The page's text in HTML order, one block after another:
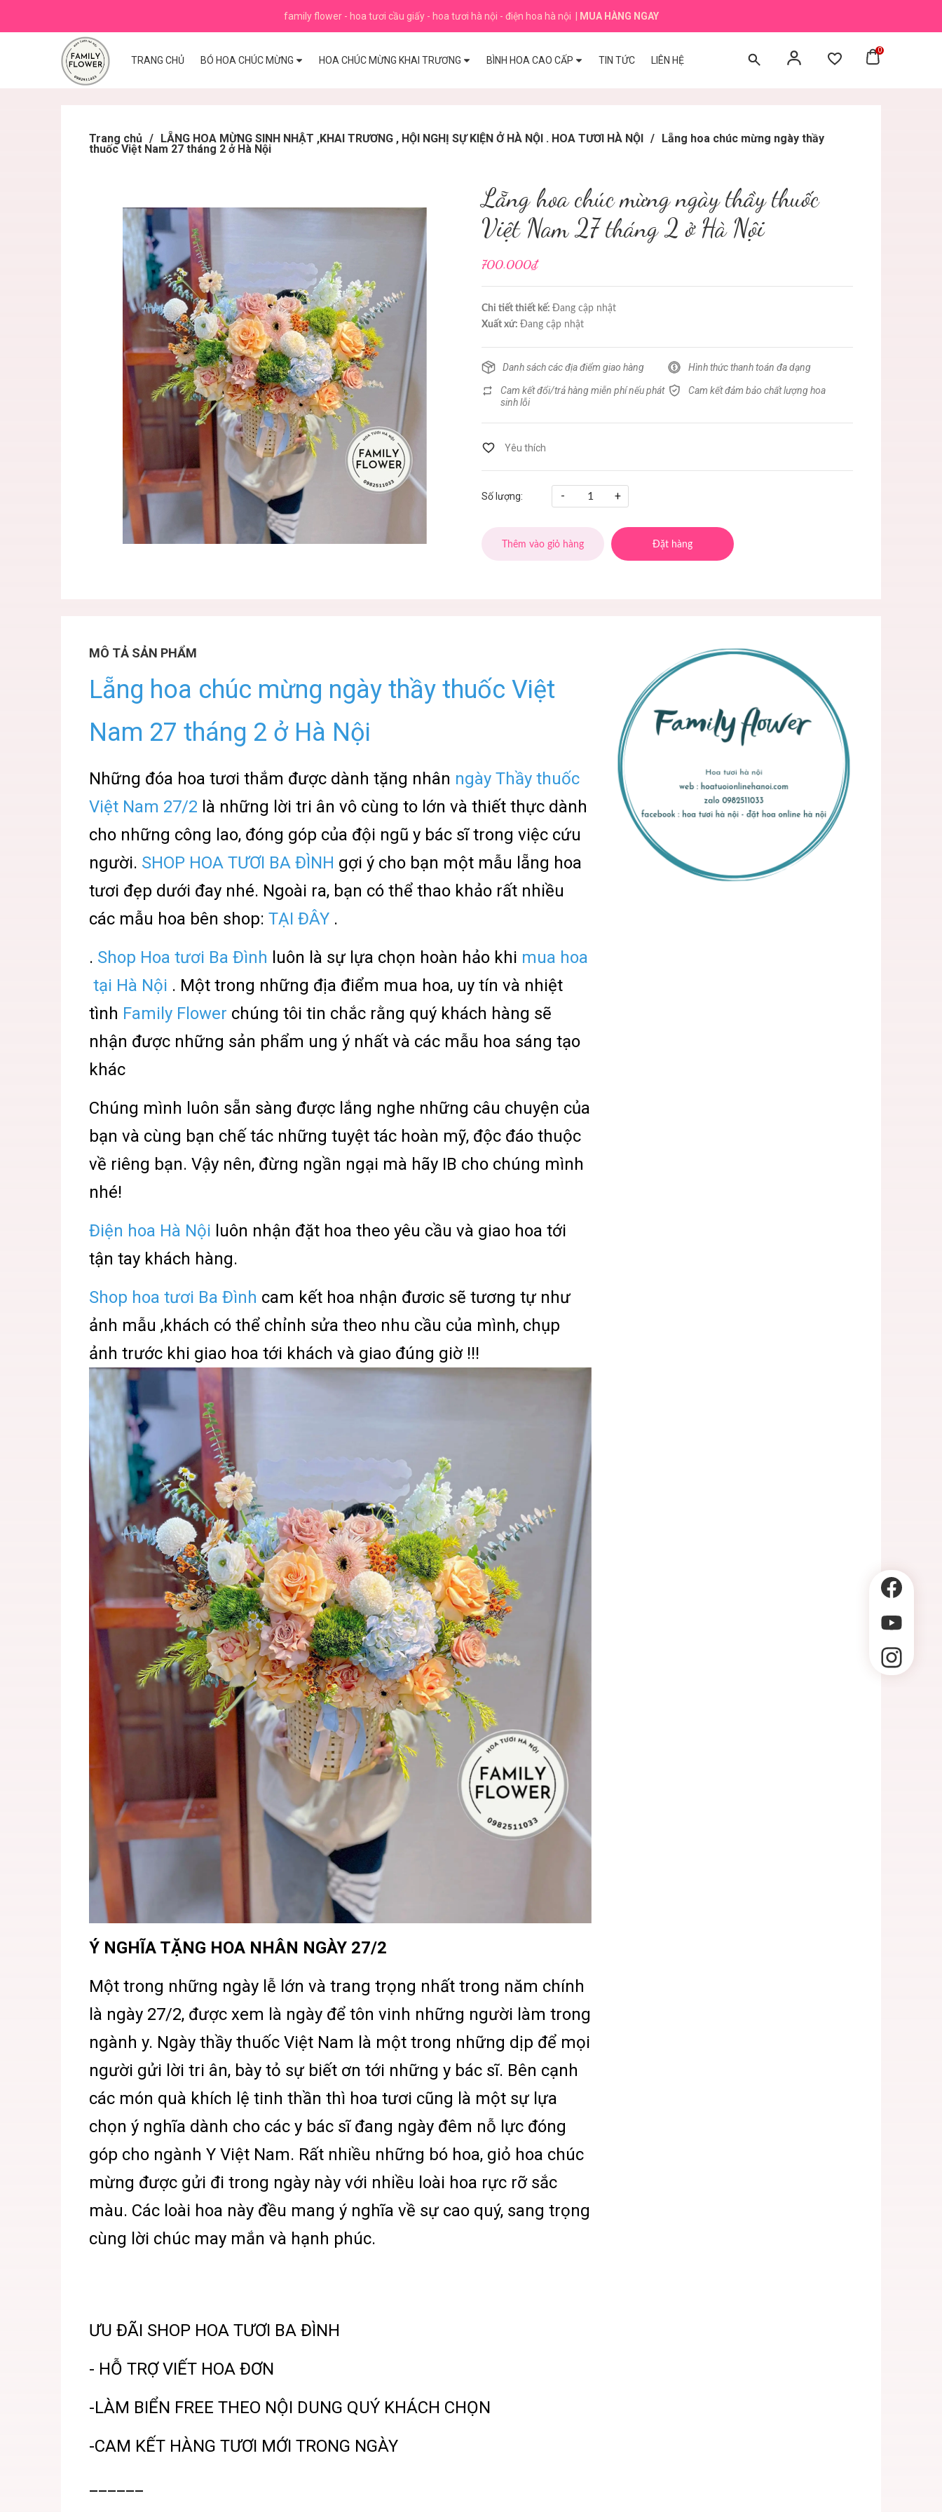
family flower - hoa tươi cầu giấy - hoa tươi hà nội - điện hoa hà nội MUA HÀNG NGAY
TRANG CHỦ BÓ HOA CHÚC MỪNG HOA CHÚC MỪNG KHAI TRƯƠNG BÌNH HOA CAO CẤP TIN TỨC LIÊN HỆ
0
Trang chủ / LẴNG HOA MỪNG SINH NHẬT ,KHAI TRƯƠNG , HỘI NGHỊ SỰ KIỆN Ở HÀ NỘI . HOA TƯƠI HÀ NỘI / Lẵng hoa chúc mừng ngày thầy
thuốc Việt Nam 27 tháng 2 ở Hà Nội
Lẵng hoa chúc mừng ngày thầy thuốc
Việt Nam 27 tháng 2 ở Hà Nội
700.000₫
Chi tiết thiết kế: Đang cập nhật
Xuất xứ: Đang cập nhật
Danh sách các địa điểm giao hàng Hình thức thanh toán đa dạng
Cam kết đổi/trả hàng miễn phí nếu phát
sinh lỗi
Cam kết đảm bảo chất lượng hoa
Số lượng: - +
Thêm vào giỏ hàng Đặt hàng
MÔ TẢ SẢN PHẨM
Lẵng hoa chúc mừng ngày thầy thuốc Việt
Nam 27 tháng 2 ở Hà Nội
Những đóa hoa tươi thắm được dành tặng nhân ngày Thầy thuốc
Việt Nam 27/2 là những lời tri ân vô cùng to lớn và thiết thực dành
cho những công lao, đóng góp của đội ngũ y bác sĩ trong việc cứu
người. SHOP HOA TƯƠI BA ĐÌNH gợi ý cho bạn một mẫu lẵng hoa
tươi đẹp dưới đay nhé. Ngoài ra, bạn có thể thao khảo rất nhiều
các mẫu hoa bên shop: TẠI ĐÂY .
. Shop Hoa tươi Ba Đình luôn là sự lựa chọn hoàn hảo khi mua hoa
tại Hà Nội . Một trong những địa điểm mua hoa, uy tín và nhiệt
tình Family Flower chúng tôi tin chắc rằng quý khách hàng sẽ
nhận được những sản phẩm ung ý nhất và các mẫu hoa sáng tạo
khác
Chúng mình luôn sẵn sàng được lắng nghe những câu chuyện của
bạn và cùng bạn chế tác những tuyệt tác hoàn mỹ, độc đáo thuộc
về riêng bạn. Vậy nên, đừng ngần ngại mà hãy IB cho chúng mình
nhé!
Điện hoa Hà Nội luôn nhận đặt hoa theo yêu cầu và giao hoa tới
tận tay khách hàng.
Shop hoa tươi Ba Đình cam kết hoa nhận đươic sẽ tương tự như
ảnh mẫu ,khách có thể chỉnh sửa theo nhu cầu của mình, chụp
ảnh trước khi giao hoa tới khách và giao đúng giờ !!!
Ý NGHĨA TẶNG HOA NHÂN NGÀY 27/2
Một trong những ngày lễ lớn và trang trọng nhất trong năm chính
là ngày 27/2, được xem là ngày để tôn vinh những người làm trong
ngành y. Ngày thầy thuốc Việt Nam là một trong những dịp để mọi
người gửi lời tri ân, bày tỏ sự biết ơn tới những y bác sĩ. Bên cạnh
các món quà khích lệ tinh thần thì hoa tươi cũng là một sự lựa
chọn ý nghĩa dành cho các y bác sĩ đang ngày đêm nỗ lực đóng
góp cho ngành Y Việt Nam. Rất nhiều những bó hoa, giỏ hoa chúc
mừng được gửi đi trong ngày này với nhiều loài hoa rực rỡ sắc
màu. Các loài hoa này đều mang ý nghĩa về sự cao quý, sang trọng
cùng lời chúc may mắn và hạnh phúc.
ƯU ĐÃI SHOP HOA TƯƠI BA ĐÌNH
- HỖ TRỢ VIẾT HOA ĐƠN
-LÀM BIỂN FREE THEO NỘI DUNG QUÝ KHÁCH CHỌN
-CAM KẾT HÀNG TƯƠI MỚI TRONG NGÀY